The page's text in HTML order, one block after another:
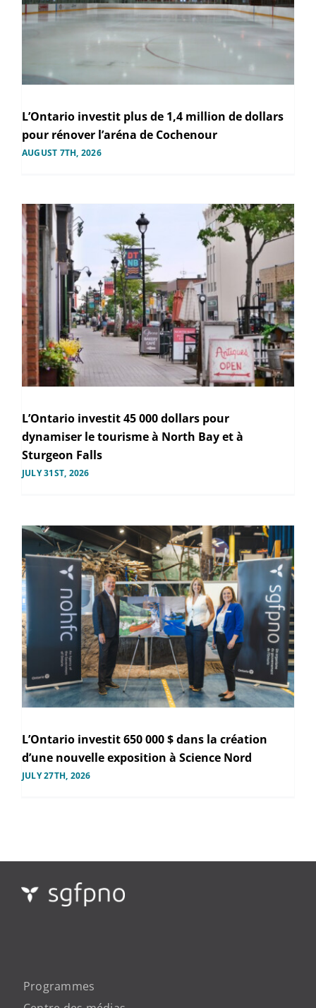
L’Ontario investit plus de 1,4 million de dollars
pour rénover l’aréna de Cochenour
AUGUST 7TH, 2026
L’Ontario investit 45 000 dollars pour
dynamiser le tourisme à North Bay et à
Sturgeon Falls
JULY 31ST, 2026
L’Ontario investit 650 000 $ dans la création
d’une nouvelle exposition à Science Nord
JULY 27TH, 2026
Programmes